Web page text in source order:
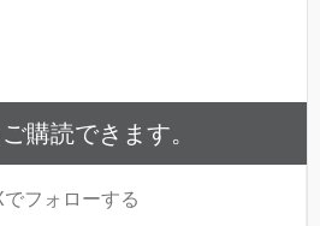
購読できます。
でフォローする